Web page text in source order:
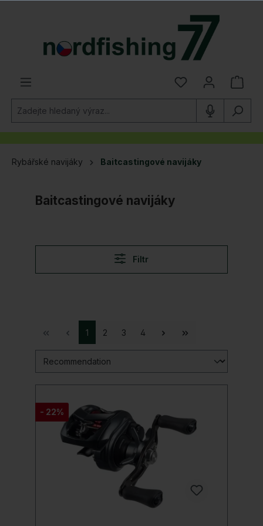
Rybářské navijáky Baitcastingové navijáky
Baitcastingové navijáky
Filtr
1 2 3 4
- 22%